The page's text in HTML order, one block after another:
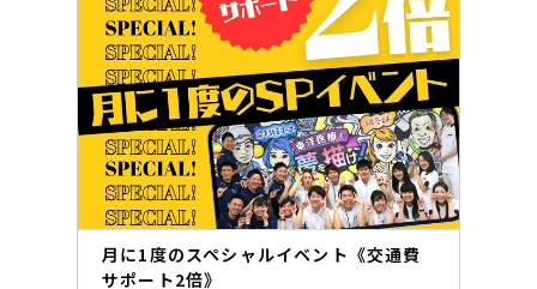
月に1度のスペシャルイベント《交通費
サポート2倍》